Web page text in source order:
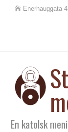
Enerhauggata
En katolsk